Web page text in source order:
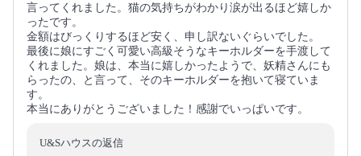
言ってくれました。猫の気持ちがわかり涙が出るほど嬉しか
ったです。
金額はびっくりするほど安く、申し訳ないぐらいでした。
最後に娘にすごく可愛い高級そうなキーホルダーを手渡して
くれました。娘は、本当に嬉しかったようで、妖精さんにも
らったの、と言って、そのキーホルダーを抱いて寝ていま
す。
本当にありがとうございました！感謝でいっぱいです。
U&Sハウスの返信